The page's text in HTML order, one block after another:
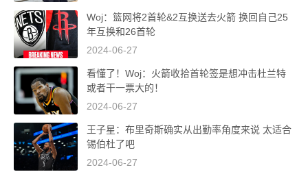
Woj：篮网将2首轮&2互换送去火箭 换回自己25
年互换和26首轮
2024-06-27
看懂了！Woj：火箭收拾首轮签是想冲击杜兰特
或者干一票大的！
2024-06-27
王子星：布里奇斯确实从出勤率角度来说 太适合
锡伯杜了吧
2024-06-27